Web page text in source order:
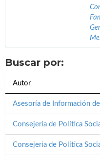
Buscar por:
Autor
Asesoría de Información
Consejería de Política
Consejería de Política